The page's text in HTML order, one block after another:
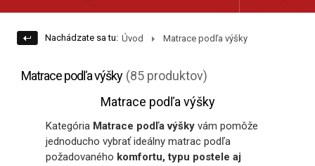
Nachádzate sa tu: Úvod Matrace podľa výšky
Matrace podľa výšky (85 produktov)
Matrace podľa výšky
Kategória Matrace podľa výšky vám pomôže
jednoducho vybrať ideálny matrac podľa
požadovaného komfortu, typu postele aj